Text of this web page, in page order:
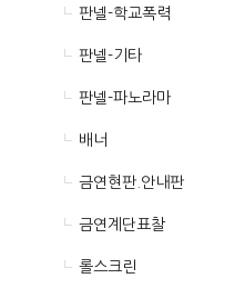
판넬-학교폭력
판넬-기타
판넬-파노라마
배너
금연현판.안내판
금연계단표찰
롤스크린